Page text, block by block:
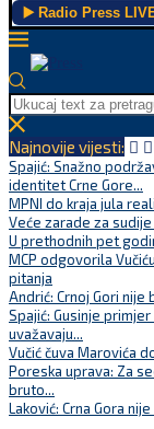
▶️ Radio Press
Najnovije vijesti:
Spajić: Snažno
identitet Crne Gore...
MPNI do kraja jula
Veće zarade za
U prethodnih pet
MCP odgovorila
pitanja
Andrić: Crnoj Gori nije
Spajić: Gusinje
uvažavaju...
Vučić čuva Marovića
Poreska uprava: Za
bruto...
Laković: Crna Gora